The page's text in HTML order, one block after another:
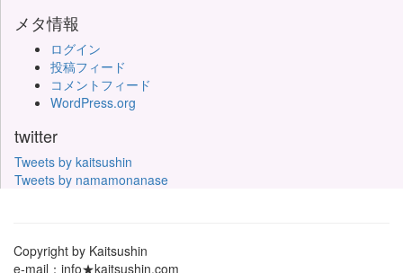
メタ情報
ログイン
投稿フィード
コメントフィード
WordPress.org
twitter
Tweets by kaitsushin
Tweets by namamonanase
Copyright by Kaitsushin
e-mail：info★kaitsushin.com